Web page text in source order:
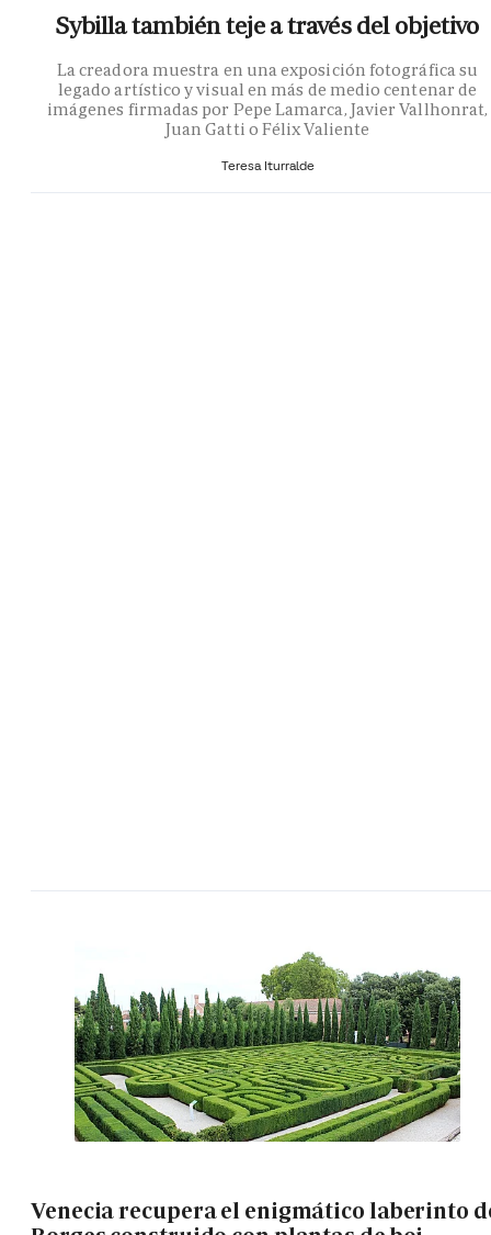
Sybilla también teje a través del objetivo
La creadora muestra en una exposición fotográfica su
legado artístico y visual en más de medio centenar de
imágenes firmadas por Pepe Lamarca, Javier Vallhonrat,
Juan Gatti o Félix Valiente
Teresa Iturralde
Venecia recupera el enigmático laberinto